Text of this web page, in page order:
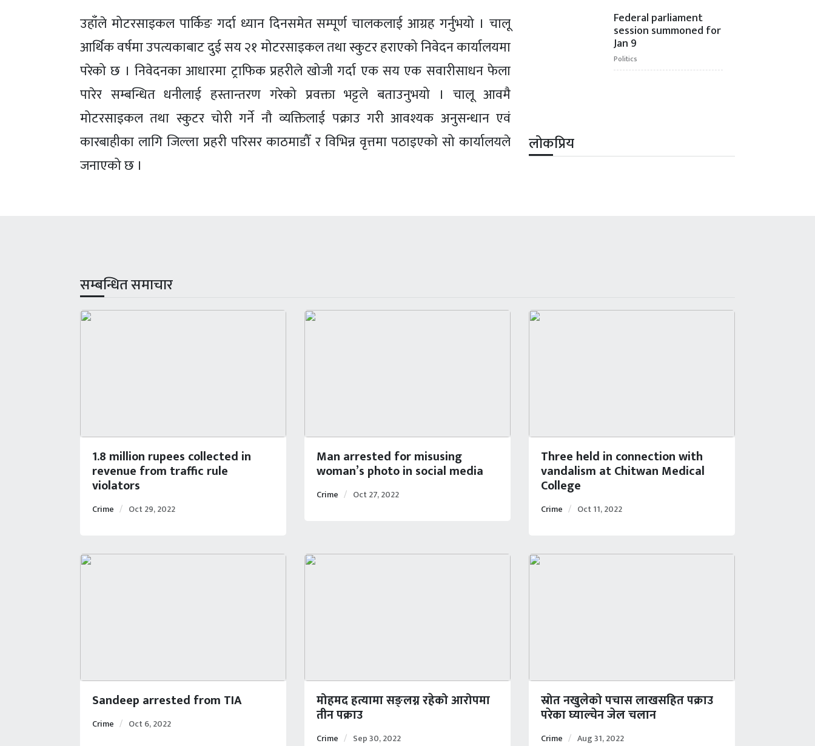
उहाँले मोटरसाइकल पार्किङ गर्दा ध्यान दिनसमेत सम्पूर्ण चालकलाई आग्रह गर्नुभयो । चालू
आर्थिक वर्षमा उपत्यकाबाट दुई सय २१ मोटरसाइकल तथा स्कुटर हराएको निवेदन कार्यालयमा
परेको छ । निवेदनका आधारमा ट्राफिक प्रहरीले खोजी गर्दा एक सय एक सवारीसाधन फेला
पारेर सम्बन्धित धनीलाई हस्तान्तरण गरेको प्रवक्ता भट्टले बताउनुभयो । चालू आवमै
मोटरसाइकल तथा स्कुटर चोरी गर्ने नौ व्यक्तिलाई पक्राउ गरी आवश्यक अनुसन्धान एवं
कारबाहीका लागि जिल्ला प्रहरी परिसर काठमाडौँ र विभिन्न वृत्तमा पठाइएको सो कार्यालयले
जनाएको छ ।
Federal parliament
session summoned for
Jan 9
Politics
लोकप्रिय
सम्बन्धित समाचार
1.8 million rupees collected in
revenue from traffic rule
violators
Crime Oct 29, 2022
Man arrested for misusing
woman’s photo in social media
Crime Oct 27, 2022
Three held in connection with
vandalism at Chitwan Medical
College
Crime Oct 11, 2022
Sandeep arrested from TIA
Crime Oct 6, 2022
मोहमद हत्यामा सङ्लग्न रहेको आरोपमा
तीन पक्राउ
Crime Sep 30, 2022
स्रोत नखुलेको पचास लाखसहित पक्राउ
परेका घ्याल्चेन जेल चलान
Crime Aug 31, 2022